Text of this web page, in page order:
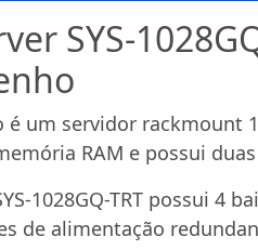
SYS-
é um servidor rackmount
RAM e possui
1028GQ-TRT possui 4
de alimentação